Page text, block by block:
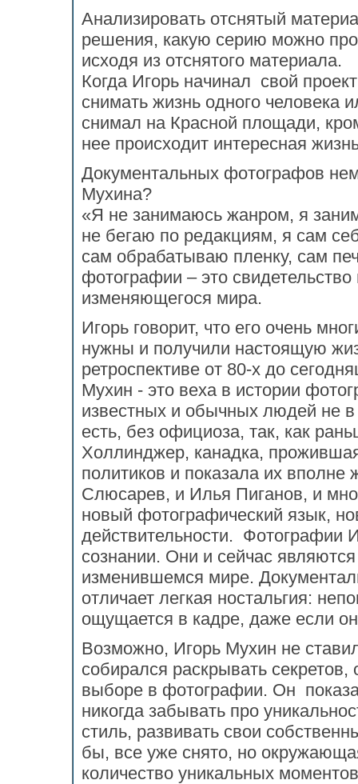
Анализировать отснятый
решения, какую серию можно
исходя из отснятого материала.
Когда Игорь начинал свой
снимать жизнь одного человека
снимал на Красной площади,
нее происходит интересная
Документальных фотографов
Мухина?
«Я не занимаюсь жанром, я
не бегаю по редакциям, я сам
сам обрабатываю пленку, сам
фотографии – это
изменяющегося мира.
Игорь говорит, что его очень
нужны и получили настоящую
ретроспективе от 80-х до
Мухин - это веха в истории
известных и обычных людей не в
есть, без официоза, так, как
Холлинджер, канадка,
политиков и показала их
Слюсарев, и Илья Пиганов, и
новый фотографический язык,
действительности. Фотографии
сознании. Они и сейчас
изменившемся мире.
отличает легкая ностальгия:
ощущается в кадре, даже если
Возможно, Игорь Мухин не
собирался раскрывать
выборе в фотографии. Он
никогда забывать про
стиль, развивать свои
бы, все уже снято, но
количество уникальных